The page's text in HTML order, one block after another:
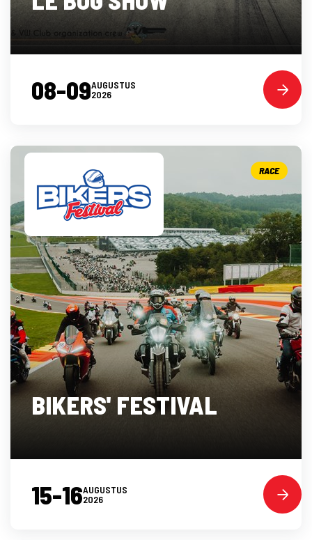
08-09AUGUSTUS
2026
BIKERS' FESTIVAL
RACE
15-16AUGUSTUS
2026